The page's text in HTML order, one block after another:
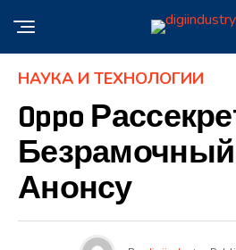
НАУКА И ТЕХНОЛОГИИ
Oppo
Безрамочный
Анонсу